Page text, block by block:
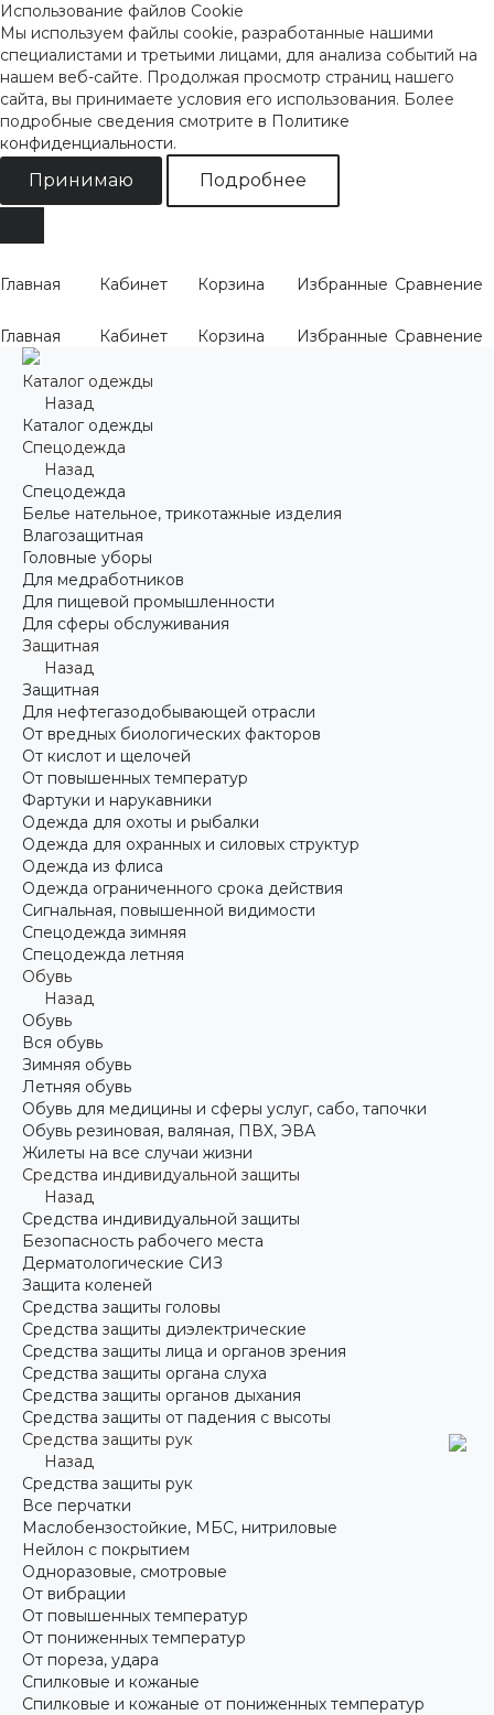
Использование файлов Cookie
Мы используем файлы cookie, разработанные нашими
специалистами и третьими лицами, для анализа событий на
нашем веб-сайте. Продолжая просмотр страниц нашего
сайта, вы принимаете условия его использования. Более
подробные сведения смотрите в Политике
конфиденциальности.
Принимаю Подробнее
Главная Кабинет Корзина Избранные Сравнение
Главная Кабинет Корзина Избранные Сравнение
Каталог одежды
Назад
Каталог одежды
Спецодежда
Назад
Спецодежда
Белье нательное, трикотажные изделия
Влагозащитная
Головные уборы
Для медработников
Для пищевой промышленности
Для сферы обслуживания
Защитная
Назад
Защитная
Для нефтегазодобывающей отрасли
От вредных биологических факторов
От кислот и щелочей
От повышенных температур
Фартуки и нарукавники
Одежда для охоты и рыбалки
Одежда для охранных и силовых структур
Одежда из флиса
Одежда ограниченного срока действия
Сигнальная, повышенной видимости
Спецодежда зимняя
Спецодежда летняя
Обувь
Назад
Обувь
Вся обувь
Зимняя обувь
Летняя обувь
Обувь для медицины и сферы услуг, сабо, тапочки
Обувь резиновая, валяная, ПВХ, ЭВА
Жилеты на все случаи жизни
Средства индивидуальной защиты
Назад
Средства индивидуальной защиты
Безопасность рабочего места
Дерматологические СИЗ
Защита коленей
Средства защиты головы
Средства защиты диэлектрические
Средства защиты лица и органов зрения
Средства защиты органа слуха
Средства защиты органов дыхания
Средства защиты от падения с высоты
Средства защиты рук
Назад
Средства защиты рук
Все перчатки
Маслобензостойкие, МБС, нитриловые
Нейлон с покрытием
Одноразовые, смотровые
От вибрации
От повышенных температур
От пониженных температур
От пореза, удара
Спилковые и кожаные
Спилковые и кожаные от пониженных температур